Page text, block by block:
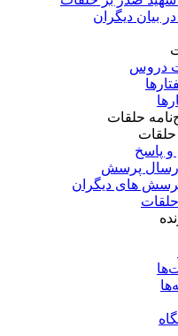
بیان دیگران
دروس
حلقات
پاسخ
ارسال پرسش
های دیگران